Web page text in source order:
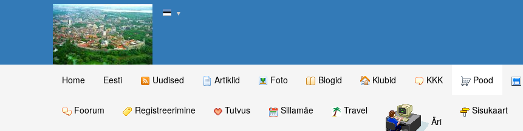
▼
Home Eesti Uudised Artiklid Foto Blogid Klubid KKK Pood
Foorum Registreerimine Tutvus Sillamäe
Travel
Äri
Sisukaart